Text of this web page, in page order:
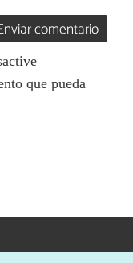
comentario
que pueda